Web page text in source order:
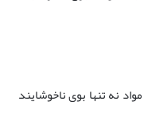
نه تنها بوی ناخوشایند